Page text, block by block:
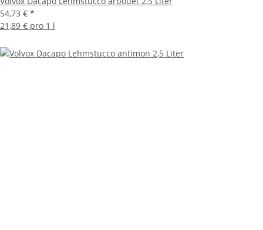
54,73 € *
21,89 € pro 1 l